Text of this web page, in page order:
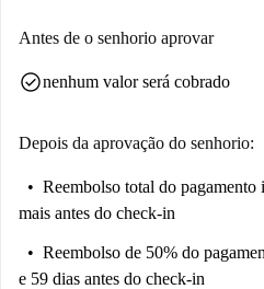
Antes de o senhorio aprovar
check_circlenenhum valor será cobrado
Depois da aprovação do senhorio:
Reembolso total do pagamento
mais antes do check-in
Reembolso de 50% do
e 59 dias antes do check-in